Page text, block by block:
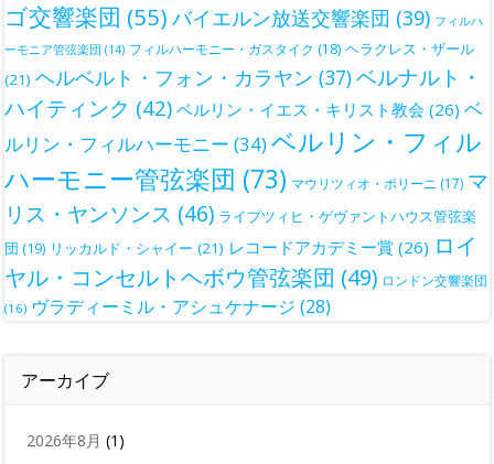
ゴ交響楽団 (55) バイエルン放送交響楽団 (39) フィルハ
ーモニア管弦楽団 (14) フィルハーモニー・ガスタイク (18) ヘラクレス・ザール
(21) ヘルベルト・フォン・カラヤン (37)ベルナルト・
ハイティンク (42) ベルリン・イエス・キリスト教会 (26) ベ
ルリン・フィルハーモニー (34)ベルリン・フィル
ハーモニー管弦楽団 (73) マウリツィオ・ポリーニ (17) マ
リス・ヤンソンス (46) ライプツィヒ・ゲヴァントハウス管弦楽
団 (19) リッカルド・シャイー (21) レコードアカデミー賞 (26) ロイ
ヤル・コンセルトヘボウ管弦楽団 (49) ロンドン交響楽団
(16) ヴラディーミル・アシュケナージ (28)
アーカイブ
2026年8月 (1)